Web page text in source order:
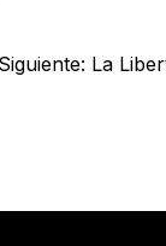
Siguiente: La